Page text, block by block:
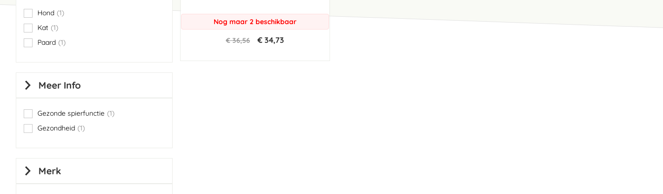
Nog maar 2 beschikbaar
€ 36,56 € 34,73
Hond 1
item
Kat 1
item
Paard 1
item
Meer Info
Gezonde spierfunctie 1
item
Gezondheid 1
item
Merk